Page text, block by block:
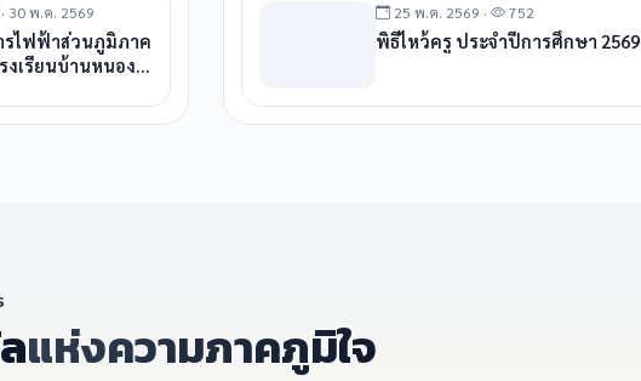
30 พ.ค. 2569
ไฟฟ้าส่วนภูมิภาค
งเรียนบ้านหนอง
25 พ.ค. 2569 · 752
พิธีไหว้ครู ประจำปีการศึกษา 2569
แห่งความภาคภูมิใจ